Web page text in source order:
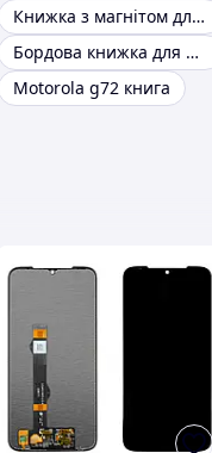
Книжка з магнітом для motorola g24 power
Бордова книжка для motorola g32
Motorola g72 книга